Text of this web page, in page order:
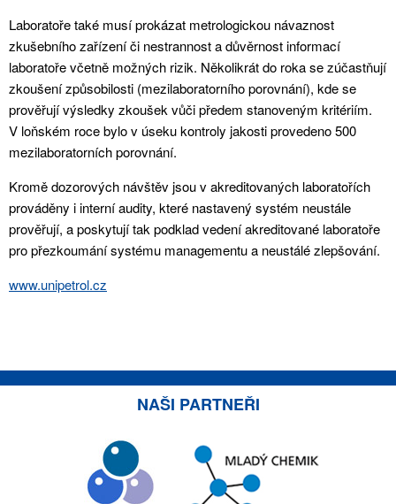
Laboratoře také musí prokázat metrologickou návaznost
zkušebního zařízení či nestrannost a důvěrnost informací
laboratoře včetně možných rizik. Několikrát do roka se zúčastňují
zkoušení způsobilosti (mezilaboratorního porovnání), kde se
prověřují výsledky zkoušek vůči předem stanoveným kritériím.
V loňském roce bylo v úseku kontroly jakosti provedeno 500
mezilaboratorních porovnání.
Kromě dozorových návštěv jsou v akreditovaných laboratořích
prováděny i interní audity, které nastavený systém neustále
prověřují, a poskytují tak podklad vedení akreditované laboratoře
pro přezkoumání systému managementu a neustálé zlepšování.
www.unipetrol.cz
NAŠI PARTNEŘI